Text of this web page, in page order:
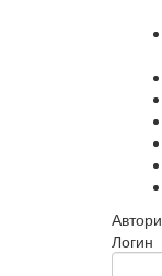
Логин